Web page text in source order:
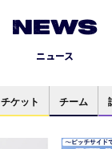
NEWS
ニュース
チケット チーム